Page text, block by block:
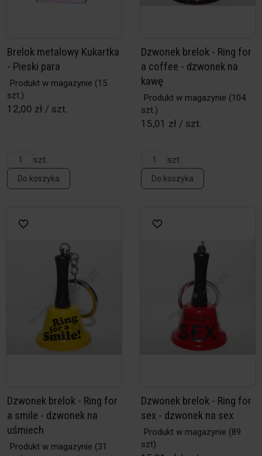
Brelok metalowy Kukartka
- Pieski para
Produkt w magazynie (15
szt.)
12,00 zł / szt.
szt.
Do koszyka
Dzwonek brelok - Ring for
a coffee - dzwonek na
kawę
Produkt w magazynie (104
szt.)
15,01 zł / szt.
szt.
Do koszyka
Dzwonek brelok - Ring for
a smile - dzwonek na
uśmiech
Produkt w magazynie (31
Dzwonek brelok - Ring for
sex - dzwonek na sex
Produkt w magazynie (89
szt)